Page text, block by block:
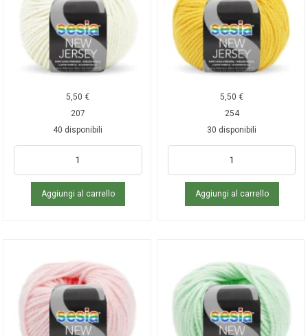
5,50€
207
40 disponibili
Aggiungi al carrello
5,50€
254
30 disponibili
Aggiungi al carrello